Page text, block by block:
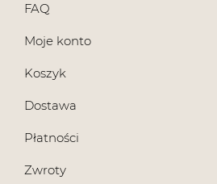
FAQ
Moje konto
Koszyk
Dostawa
Płatności
Zwroty